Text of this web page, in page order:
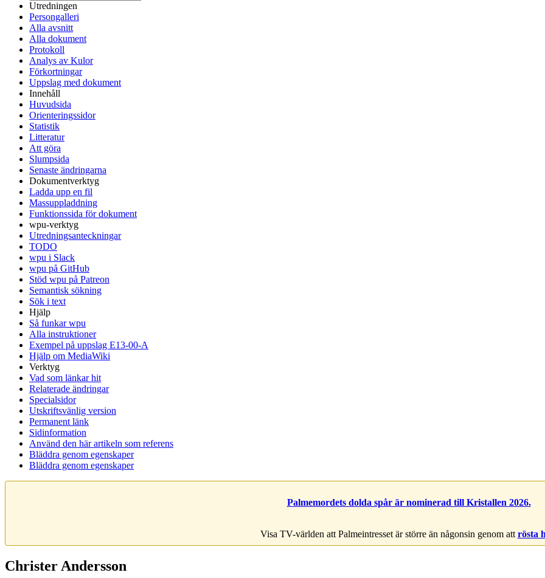
Utredningen
Persongalleri
Alla avsnitt
Alla dokument
Protokoll
Analys av Kulor
Förkortningar
Uppslag med dokument
Innehåll
Huvudsida
Orienteringssidor
Statistik
Litteratur
Att göra
Slumpsida
Senaste ändringarna
Dokumentverktyg
Ladda upp en fil
Massuppladdning
Funktionssida för dokument
wpu-verktyg
Utredningsanteckningar
TODO
wpu i Slack
wpu på GitHub
Stöd wpu på Patreon
Semantisk sökning
Sök i text
Hjälp
Så funkar wpu
Alla instruktioner
Exempel på uppslag E13-00-A
Hjälp om MediaWiki
Verktyg
Vad som länkar hit
Relaterade ändringar
Specialsidor
Utskriftsvänlig version
Permanent länk
Sidinformation
Använd den här artikeln som referens
Bläddra genom egenskaper
Bläddra genom egenskaper
Palmemordets dolda spår är nominerad till Kristallen 2026.
Visa TV-världen att Palmeintresset är större än någonsin genom att rösta
Christer Andersson